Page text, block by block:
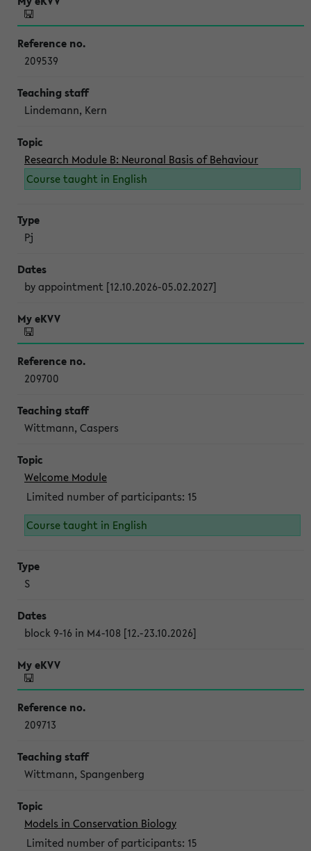
209539
Lindemann, Kern
Research Module B: Neuronal Basis of Behaviour
Course taught in English
Pj
by appointment [12.10.2026-05.02.2027]
209700
Wittmann, Caspers
Welcome Module
Limited number of participants: 15
Course taught in English
S
block 9-16 in M4-108 [12.-23.10.2026]
209713
Wittmann, Spangenberg
Models in Conservation Biology
Limited number of participants: 15